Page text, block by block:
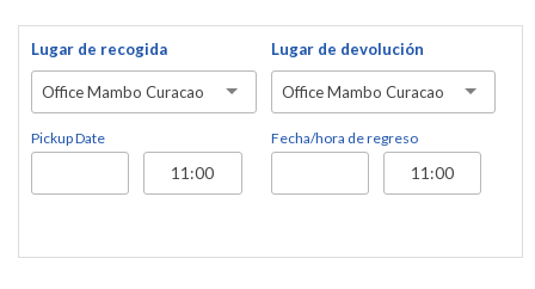
Lugar de recogida
Office Mambo Curacao
Pickup Date
Lugar de devolución
Office Mambo Curacao
Fecha/hora de regreso